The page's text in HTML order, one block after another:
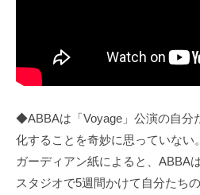
◆ABBAは「Voyage」公演の自分
化することを奇妙に思っていない。
ガーディアン紙によると、ABBA
スタジオで5週間かけて自分たち